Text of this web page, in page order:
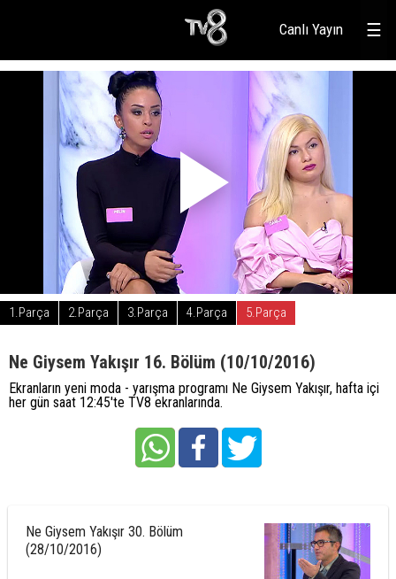
☰
Canlı Yayın
1.Parça 2.Parça 3.Parça 4.Parça 5.Parça
Ne Giysem Yakışır 16. Bölüm (10/10/2016)
Ekranların yeni moda - yarışma programı Ne Giysem Yakışır, hafta içi
her gün saat 12:45'te TV8 ekranlarında.
Ne Giysem Yakışır 30. Bölüm
(28/10/2016)